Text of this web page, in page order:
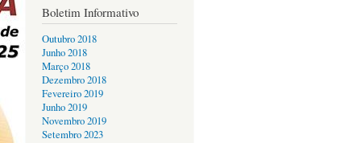
Boletim Informativo
Outubro 2018
Junho 2018
Março 2018
Dezembro 2018
Fevereiro 2019
Junho 2019
Novembro 2019
Setembro 2023